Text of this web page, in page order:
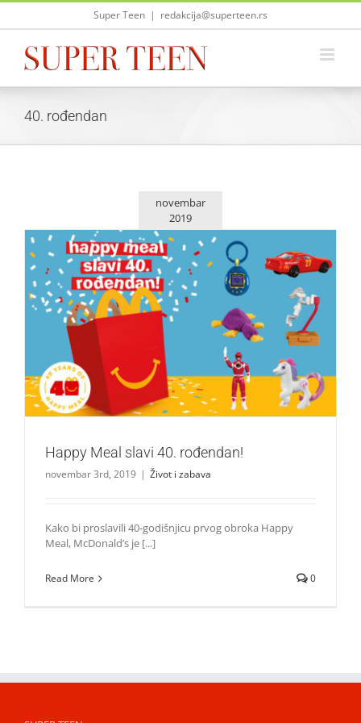
Skip
Super Teen | redakcija@superteen.rs
40. rođendan
novembar
2019
Happy Meal slavi 40. rođendan!
Život i zabava
Happy Meal slavi 40. rođendan!
novembar 3rd, 2019 | Život i zabava
Kako bi proslavili 40-godišnjicu prvog obroka Happy
Meal, McDonald’s je [...]
Read More 0